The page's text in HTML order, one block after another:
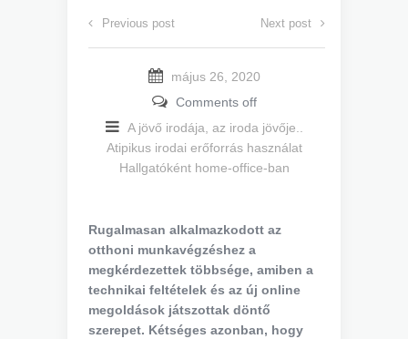
Previous post Next post
május 26, 2020
Comments off
A jövő irodája, az iroda jövője..
Atipikus irodai erőforrás használat
Hallgatóként home-office-ban
Rugalmasan alkalmazkodott az
otthoni munkavégzéshez a
megkérdezettek többsége, amiben a
technikai feltételek és az új online
megoldások játszottak döntő
szerepet. Kétséges azonban, hogy